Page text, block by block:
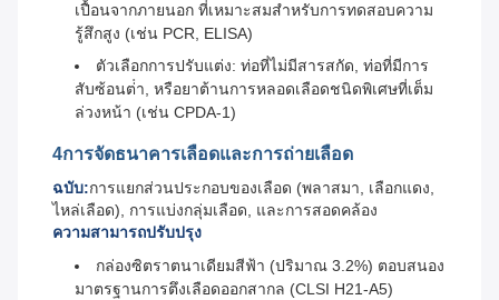
เปื้อนจากภายนอก ที่เหมาะสมสําหรับการทดสอบความ
รู้สึกสูง (เช่น PCR, ELISA)
ตัวเลือกการปรับแต่ง: ท่อที่ไม่มีสารสกัด, ท่อที่มีการ
สับซ้อนต่ํา, หรือยาต้านการหลอดเลือดชนิดพิเศษที่เต็ม
ล่วงหน้า (เช่น CPDA-1)
4การจัดธนาคารเลือดและการถ่ายเลือด
ฉบับ:การแยกส่วนประกอบของเลือด (พลาสมา, เลือกแดง,
ไหล่เลือด), การแบ่งกลุ่มเลือด, และการสอดคล้อง
ความสามารถปรับปรุง
กล่องซิตราตนาเดียมสีฟ้า (ปริมาณ 3.2%) ตอบสนอง
มาตรฐานการตึงเลือดออกสากล (CLSI H21-A5)